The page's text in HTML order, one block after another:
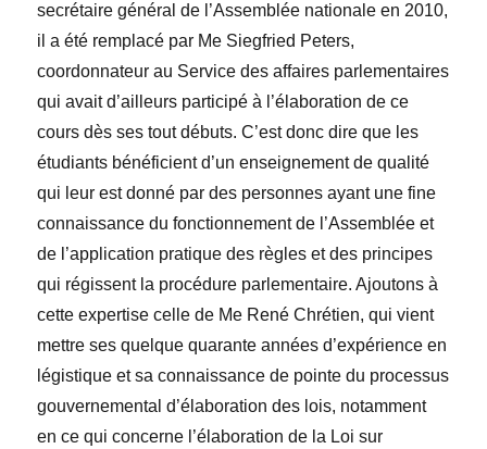
secrétaire général de l’Assemblée nationale en 2010,
il a été remplacé par Me Siegfried Peters,
coordonnateur au Service des affaires parlementaires
qui avait d’ailleurs participé à l’élaboration de ce
cours dès ses tout débuts. C’est donc dire que les
étudiants bénéficient d’un enseignement de qualité
qui leur est donné par des personnes ayant une fine
connaissance du fonctionnement de l’Assemblée et
de l’application pratique des règles et des principes
qui régissent la procédure parlementaire. Ajoutons à
cette expertise celle de Me René Chrétien, qui vient
mettre ses quelque quarante années d’expérience en
légistique et sa connaissance de pointe du processus
gouvernemental d’élaboration des lois, notamment
en ce qui concerne l’élaboration de la Loi sur